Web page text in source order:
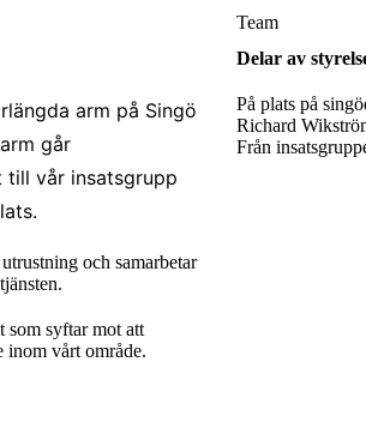
arm på Singö
går
till vår insatsgrupp
och samarbetar
som syftar mot att
inom vårt område.
Team
Delar av
På plats på
Richard
Från